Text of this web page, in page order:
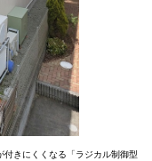
きにくくなる「ラジカル制御型